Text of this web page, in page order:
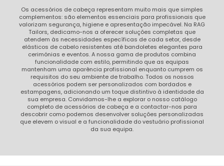
Os acessórios de cabeça representam muito mais que simples
complementos: são elementos essenciais para profissionais que
valorizam segurança, higiene e apresentação impecável. Na RAG
Tailors, dedicamo-nos a oferecer soluções completas que
atendem às necessidades específicas de cada setor, desde
elásticos de cabelo resistentes até bandoletes elegantes para
cerimónias e eventos. A nossa gama de produtos combina
funcionalidade com estilo, permitindo que as equipas
mantenham uma aparência profissional enquanto cumprem os
requisitos do seu ambiente de trabalho. Todos os nossos
acessórios podem ser personalizados com bordados e
estampagens, adicionando um toque distintivo à identidade da
sua empresa. Convidamos-lhe a explorar o nosso catálogo
completo de acessórios de cabeça e a contactar-nos para
descobrir como podemos desenvolver soluções personalizadas
que elevem o visual e a funcionalidade do vestuário profissional
da sua equipa.